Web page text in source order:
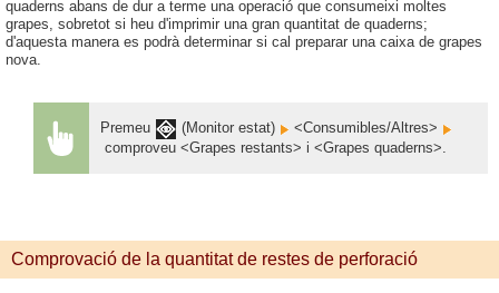
quaderns abans de dur a terme una operació que consumeixi moltes
grapes, sobretot si heu d'imprimir una gran quantitat de quaderns;
d'aquesta manera es podrà determinar si cal preparar una caixa de grapes
nova.
Premeu (Monitor estat)
<Consumibles/Altres>
comproveu <Grapes restants> i <Grapes quaderns>.
Comprovació de la quantitat de restes de perforació